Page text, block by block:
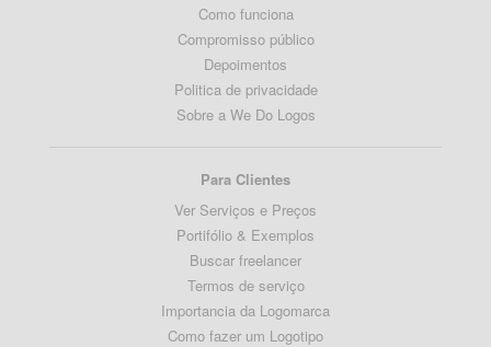
Como funciona
Compromisso público
Depoimentos
Politica de privacidade
Sobre a We Do Logos
Para Clientes
Ver Serviços e Preços
Portifólio & Exemplos
Buscar freelancer
Termos de serviço
Importancia da Logomarca
Como fazer um Logotipo